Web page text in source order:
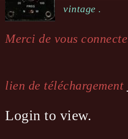
vintage .
Merci de vous
lien de téléchargement
Login to view.